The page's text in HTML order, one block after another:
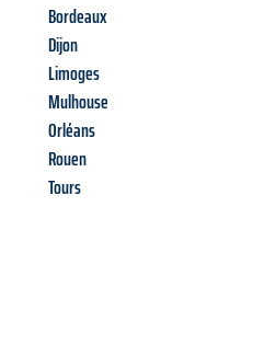
Bordeaux
Dijon
Limoges
Mulhouse
Orléans
Rouen
Tours